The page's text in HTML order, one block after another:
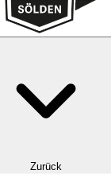
Zurück